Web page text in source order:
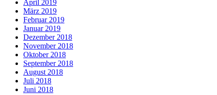
April 2019
März 2019
Februar 2019
Januar 2019
Dezember 2018
November 2018
Oktober 2018
September 2018
August 2018
Juli 2018
Juni 2018